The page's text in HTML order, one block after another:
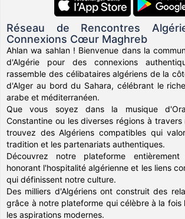
Réseau de Rencontres
Connexions Cœur Maghreb
Ahlan wa sahlan ! Bienvenue dans la
d'Algérie pour des connexions
rassemble des célibataires algériens de la
d'Alger au bord du Sahara, célébrant le
arabe et méditerranéen.
Que vous soyez dans la musique
Constantine ou les diverses régions à
trouvez des Algériens compatibles qui
tradition et les partenariats authentiques.
Découvrez notre plateforme
honorant l'hospitalité algérienne et les liens
qui définissent notre culture.
Des milliers d'Algériens ont construit des
grâce à notre plateforme qui célèbre à la fois
les aspirations modernes.